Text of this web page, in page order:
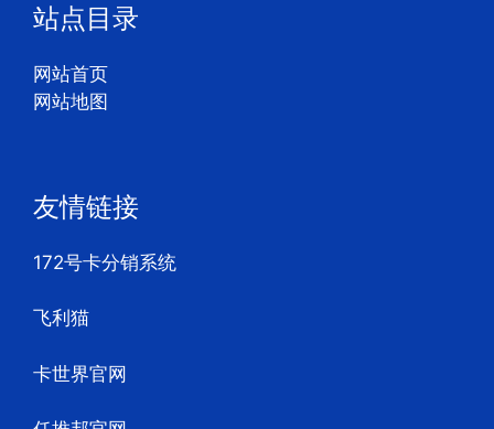
站点目录
网站首页
网站地图
友情链接
172号卡分销系统
飞利猫
卡世界官网